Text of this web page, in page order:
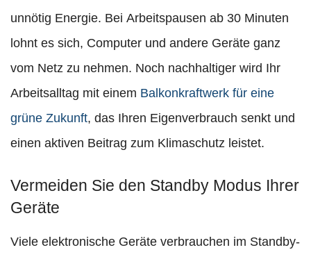
unnötig Energie. Bei Arbeitspausen ab 30 Minuten
lohnt es sich, Computer und andere Geräte ganz
vom Netz zu nehmen. Noch nachhaltiger wird Ihr
Arbeitsalltag mit einem Balkonkraftwerk für eine
grüne Zukunft, das Ihren Eigenverbrauch senkt und
einen aktiven Beitrag zum Klimaschutz leistet.
Vermeiden Sie den Standby Modus Ihrer
Geräte
Viele elektronische Geräte verbrauchen im Standby-